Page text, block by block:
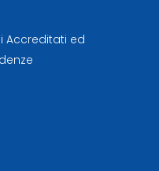
Accreditati ed